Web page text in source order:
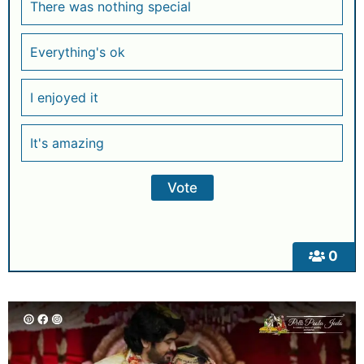
0
There was nothing special
Everything's ok
I enjoyed it
It's amazing